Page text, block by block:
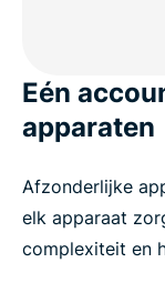
Eén
apparaten
Afzonderlijke
elk apparaat
complexiteit en